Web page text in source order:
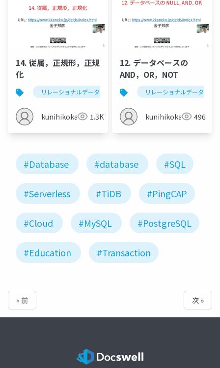
14. 従属，正規形，正規
化
リレーショナルデータベース 従属 正規形
kunihikokaneko1.3K
12. データベースの
AND，OR，NOT
リレーショナルデータベー
kunihikokaneko496
#Database #database #SQL
#Serverless #TiDB #PingCAP
#Cloud #MySQL #PostgreSQL
#Education #Transaction
« 前 次 »